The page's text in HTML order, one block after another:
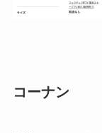
コーナン